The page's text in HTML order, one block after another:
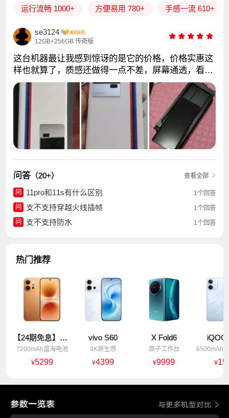
运行流畅 1000+ 方便易用 780+ 手感一流 610+
se3124
12GB+256GB 传奇版
这台机器最让我感到惊讶的是它的价格，价格实惠这
样也就算了，质感还做得一点不差，屏幕通透，看着
舒服，而且边框控制非常好，看着相当舒适。这机器
的价格，外观，硬件，没缺点，挑不动。
问答 （20+） 查看全部
问 11pro和11s有什么区别
1个回答
问
支不支持穿越火线插帧
1个回答
问
支不支持防水 1个回答
热门推荐
【24期免息】vivo X300 E
7200mAh蓝海电池
¥5299
vivo S60
4K原生感
¥4399
X Fold6
原子工作台
¥9999
iQOO
¥